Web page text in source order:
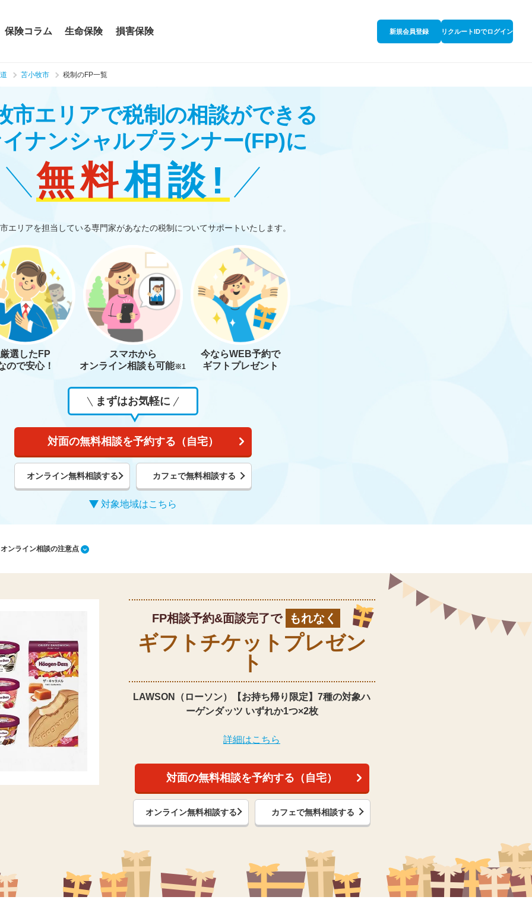
保険コラム 生命保険 損害保険 新規会員登録 リクルートIDでログイン
苫小牧市 税制のFP一覧
市エリアで税制の相談ができる
ナンシャルプランナー(FP)に
無料相談!
エリアを担当している専門家があなたの税制についてサポートいたします。
厳選したFP
ので安心！
スマホから
オンライン相談も可能※1
今ならWEB予約で
ギフトプレゼント
まずはお気軽に
対面の無料相談を予約する（自宅）
オンライン無料相談する カフェで無料相談する
対象地域はこちら
ンライン相談の注意点
FP相談予約&面談完了で もれなく
ギフトチケット プレゼン
ト
LAWSON（ローソン）【お持ち帰り限定】 7種の対象ハ
ーゲンダッツ いずれか1つ×2枚
詳細はこちら
対面の無料相談を予約する（自宅）
オンライン無料相談する カフェで無料相談する